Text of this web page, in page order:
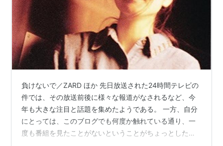
負けないで／ZARD ほか 先日放送された24時間テレビの
件では、その放送前後に様々な報道がなされるなど、今
年も大きな注目と話題を集めたようである。 一方、自分
にとっては、このブログでも何度か触れている通り、一
度も番組を見たことがないということがちょっとした自